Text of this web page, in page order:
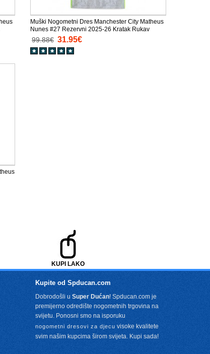
Muški Nogometni Dres Manchester City Matheus
Nunes #27 Rezervni 2025-26 Kratak Rukav
99.88€ 31.95€
KUPI LAKO
Kupite od Spducan.com
Dobrodošli u Super Dućan! Spducan.com je
premijerno odredište nogometnih trgovina na
svijetu. Ponosni smo na isporuku
nogometni dresovi za djecu visoke kvalitete
svim našim kupcima širom svijeta. Kupi sada!